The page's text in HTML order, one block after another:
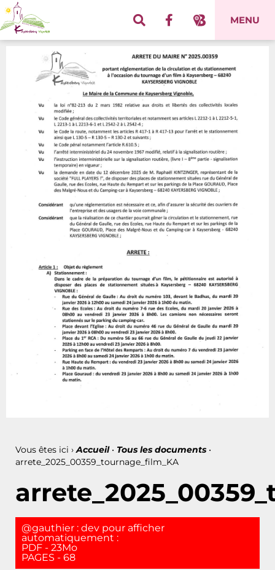
MENU
Vous êtes ici › Accueil• Tous les documents •
arrete_2025_00359_tournage_film_KA
@gauthier : dev pour afficher
automatiquement :
PDF - 23Mo
PAGES - 68
Panneau de gestion des cookies